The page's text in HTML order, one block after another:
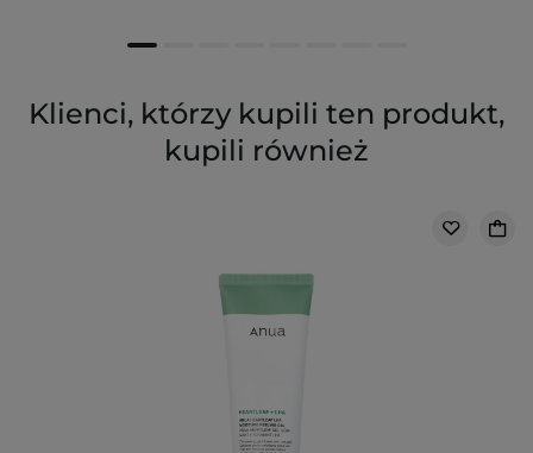
Klienci, którzy kupili ten produkt,
kupili również